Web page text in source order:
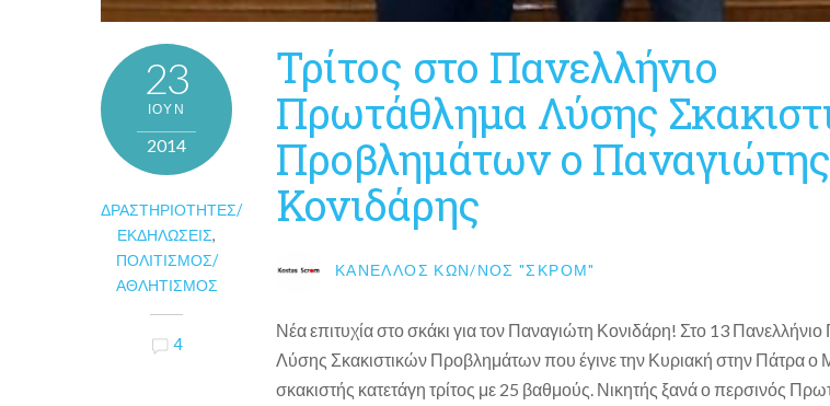
23
ΙΟΎΝ
2014
ΔΡΑΣΤΗΡΙΌΤΗΤΕΣ/
ΕΚΔΗΛΏΣΕΙΣ,
ΠΟΛΙΤΙΣΜΌΣ/
ΑΘΛΗΤΙΣΜΌΣ
4
Τρίτος στο Πανελλήνιο
Πρωτάθλημα Λύσης
Προβλημάτων ο Παναγιώτης
Κονιδάρης
ΚΑΝΈΛΛΟΣ ΚΩΝ/ΝΟΣ "ΣΚΡΟΜ"
Νέα επιτυχία στο σκάκι για τον Παναγιώτη Κονιδάρη! Στο 13
Λύσης Σκακιστικών Προβλημάτων που έγινε την Κυριακή στην Πάτρα ο
σκακιστής κατετάγη τρίτος με 25 βαθμούς. Νικητής ξανά ο περσινός